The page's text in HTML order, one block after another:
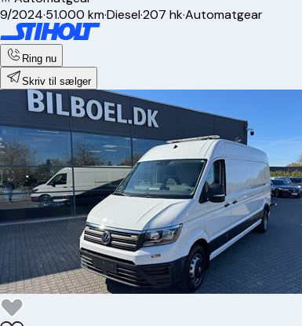
9/2024·51.000 km·Diesel·207 hk·Automatgear
Ring nu
Skriv til sælger